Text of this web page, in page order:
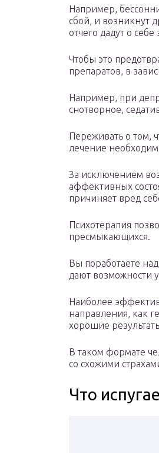
Например,
сбой, и возникнут
отчего дадут о
Чтобы это
препаратов, в
Например, при
снотворное,
Переживать о том,
лечение
За исключением
аффективных
причиняет вред
Психотерапия
пресмыкающихся.
Вы поработаете
дают возможности
Наиболее
направления, как
хорошие
В таком формате
со схожими
Что